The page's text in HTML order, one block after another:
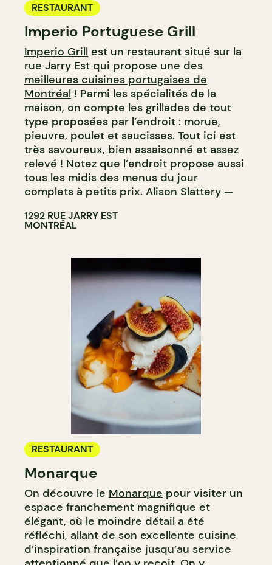
RESTAURANT
Imperio Portuguese Grill
Imperio Grill est un restaurant situé sur la
rue Jarry Est qui propose une des
meilleures cuisines portugaises de
Montréal ! Parmi les spécialités de la
maison, on compte les grillades de tout
type proposées par l’endroit : morue,
pieuvre, poulet et saucisses. Tout ici est
très savoureux, bien assaisonné et assez
relevé ! Notez que l’endroit propose aussi
tous les midis des menus du jour
complets à petits prix. Alison Slattery —
1292 RUE JARRY EST
MONTRÉAL
RESTAURANT
Monarque
On découvre le Monarque pour visiter un
espace franchement magnifique et
élégant, où le moindre détail a été
réfléchi, allant de son excellente cuisine
d’inspiration française jusqu’au service